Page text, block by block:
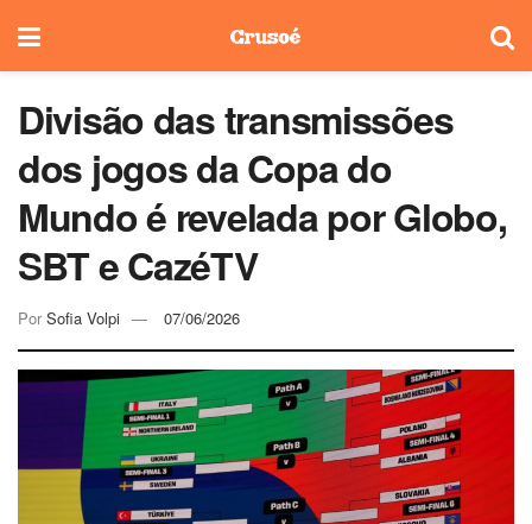
Divisão das transmissões
dos jogos da Copa do
Mundo é revelada por Globo,
SBT e CazéTV
Por Sofia Volpi 07/06/2026